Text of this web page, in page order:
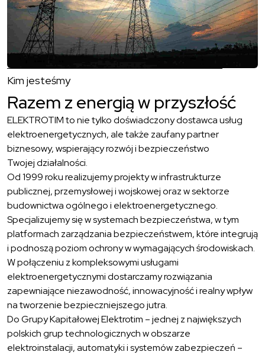
Kim jesteśmy
Razem z energią w przyszłość
ELEKTROTIM to nie tylko doświadczony dostawca usług
elektroenergetycznych, ale także zaufany partner
biznesowy, wspierający rozwój i bezpieczeństwo
Twojej działalności.
Od 1999 roku realizujemy projekty w infrastrukturze
publicznej, przemysłowej i wojskowej oraz w sektorze
budownictwa ogólnego i elektroenergetycznego.
Specjalizujemy się w systemach bezpieczeństwa, w tym
platformach zarządzania bezpieczeństwem, które integrują
i podnoszą poziom ochrony w wymagających środowiskach.
W połączeniu z kompleksowymi usługami
elektroenergetycznymi dostarczamy rozwiązania
zapewniające niezawodność, innowacyjność i realny wpływ
na tworzenie bezpieczniejszego jutra.
Do Grupy Kapitałowej Elektrotim – jednej z największych
polskich grup technologicznych w obszarze
elektroinstalacji, automatyki i systemów zabezpieczeń –